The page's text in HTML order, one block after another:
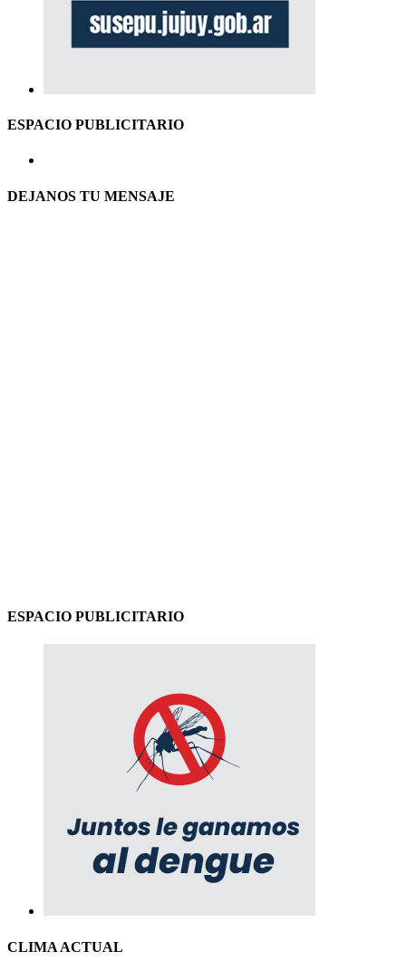
ESPACIO PUBLICITARIO
DEJANOS TU MENSAJE
ESPACIO PUBLICITARIO
CLIMA ACTUAL